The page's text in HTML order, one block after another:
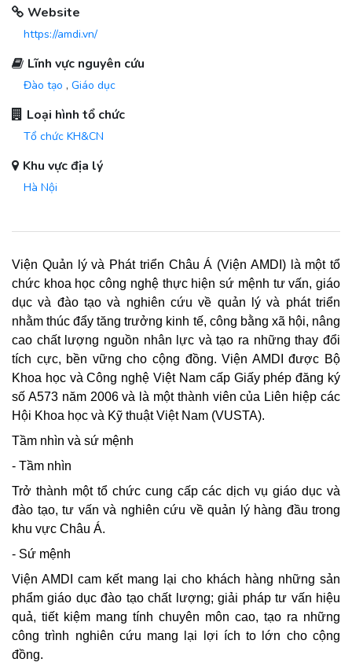
Website
https://amdi.vn/
Lĩnh vực nguyên cứu
Đào tạo , Giáo dục
Loại hình tổ chức
Tổ chức KH&CN
Khu vực địa lý
Hà Nội
Viện Quản lý và Phát triển Châu Á (Viện AMDI) là một tổ
chức khoa học công nghệ thực hiện sứ mệnh tư vấn, giáo
dục và đào tạo và nghiên cứu về quản lý và phát triển
nhằm thúc đẩy tăng trưởng kinh tế, công bằng xã hội, nâng
cao chất lượng nguồn nhân lực và tạo ra những thay đổi
tích cực, bền vững cho cộng đồng. Viện AMDI được Bộ
Khoa học và Công nghệ Việt Nam cấp Giấy phép đăng ký
số A573 năm 2006 và là một thành viên của Liên hiệp các
Hội Khoa học và Kỹ thuật Việt Nam (VUSTA).
Tầm nhìn và sứ mệnh
- Tầm nhìn
Trở thành một tổ chức cung cấp các dịch vụ giáo dục và
đào tạo, tư vấn và nghiên cứu về quản lý hàng đầu trong
khu vực Châu Á.
- Sứ mệnh
Viện AMDI cam kết mang lại cho khách hàng những sản
phẩm giáo dục đào tạo chất lượng; giải pháp tư vấn hiệu
quả, tiết kiệm mang tính chuyên môn cao, tạo ra những
công trình nghiên cứu mang lại lợi ích to lớn cho cộng
đồng.